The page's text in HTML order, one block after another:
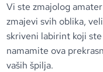
Vi ste zmajolog
zmajevi svih oblika,
skriveni labirint koji
namamite ova
vaših špilja.